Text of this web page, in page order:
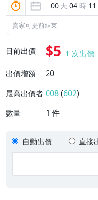
00 天 04 時 11
賣家可提前結束
目前出價 $5 1 次出價
出價增額
20
最高出價者 008(602)
數量 1 件
自動出價 直接